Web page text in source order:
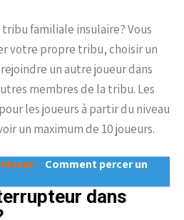
familiale insulaire? Vous
votre propre tribu, choisir un
un autre joueur dans
membres de la tribu. Les
les joueurs à partir du niveau
un maximum de 10 joueurs.
: Comment percer un
dans